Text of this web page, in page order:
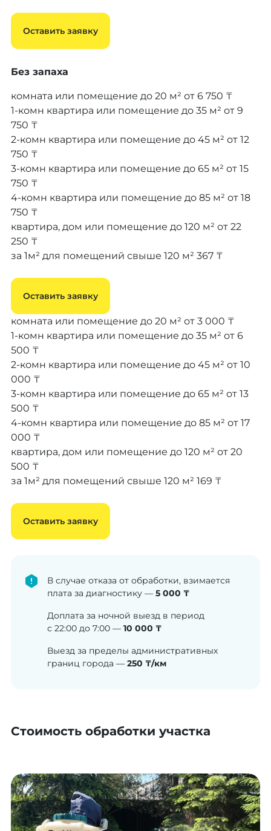
Оставить заявку
Без запаха
комната или помещение до 20 м² от 6 750 ₸
1-комн квартира или помещение до 35 м² от 9
750 ₸
2-комн квартира или помещение до 45 м² от 12
750 ₸
3-комн квартира или помещение до 65 м² от 15
750 ₸
4-комн квартира или помещение до 85 м² от 18
750 ₸
квартира, дом или помещение до 120 м² от 22
250 ₸
за 1м² для помещений свыше 120 м² 367 ₸
Оставить заявку
комната или помещение до 20 м² от 3 000 ₸
1-комн квартира или помещение до 35 м² от 6
500 ₸
2-комн квартира или помещение до 45 м² от 10
000 ₸
3-комн квартира или помещение до 65 м² от 13
500 ₸
4-комн квартира или помещение до 85 м² от 17
000 ₸
квартира, дом или помещение до 120 м² от 20
500 ₸
за 1м² для помещений свыше 120 м² 169 ₸
Оставить заявку
В случае отказа от обработки, взимается
плата за диагностику — 5 000 ₸
Доплата за ночной выезд в период
с 22:00 до 7:00 — 10 000 ₸
Выезд за пределы административных
границ города — 250 ₸/км
Стоимость обработки участка